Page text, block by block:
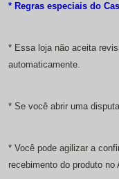
* Regras especiais do
* Essa loja não aceita
automaticamente.
* Se você abrir uma
* Você pode agilizar a
recebimento do produto no